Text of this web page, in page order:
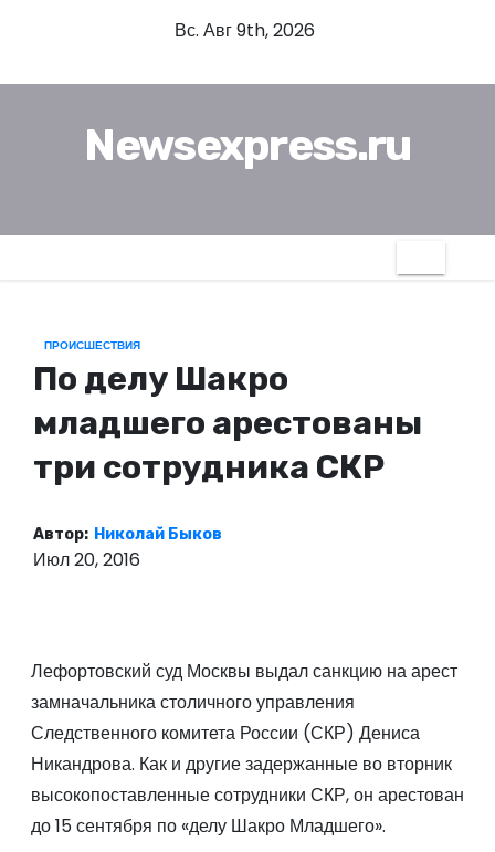
к
Вс. Авг 9th, 2026
Newsexpress.ru
ПРОИСШЕСТВИЯ
По делу Шакро
младшего арестованы
три сотрудника СКР
Автор: Николай Быков
Июл 20, 2016
Лефортовский суд Москвы выдал санкцию на арест
замначальника столичного управления
Следственного комитета России (СКР) Дениса
Никандрова. Как и другие задержанные во вторник
высокопоставленные сотрудники СКР, он арестован
до 15 сентября по «делу Шакро Младшего».